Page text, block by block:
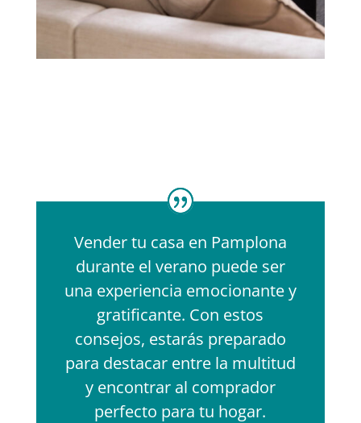
Vender tu casa en Pamplona
durante el verano puede ser
una experiencia emocionante y
gratificante. Con estos
consejos, estarás preparado
para destacar entre la multitud
y encontrar al comprador
perfecto para tu hogar.